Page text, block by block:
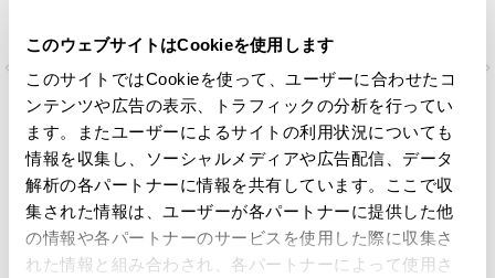
このウェブサイトはCookieを使用します
このサイトではCookieを使って、ユーザーに合わせたコ
ンテンツや広告の表示、トラフィックの分析を行ってい
ます。またユーザーによるサイトの利用状況についても
情報を収集し、ソーシャルメディアや広告配信、データ
解析の各パートナーに情報を共有しています。ここで収
集された情報は、ユーザーが各パートナーに提供した他
の情報や各パートナーのサービスを使用した際に収集さ
れた情報と組み合わされ、各パートナーによって使用さ